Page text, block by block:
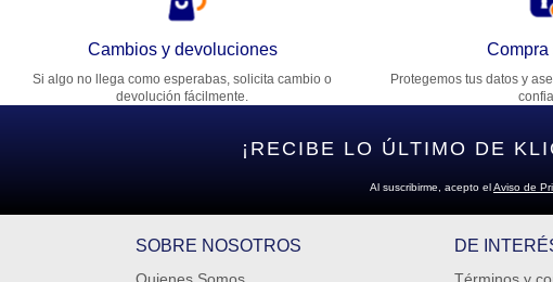
Dirección de
Escribe un
Cambios y devoluciones
Si algo no llega como esperabas, solicita cambio o
devolución fácilmente.
Compra
Protegemos tus datos y
¡RECIBE LO ÚLTIMO DE
Al suscribirme, acepto elAviso de
SOBRE NOSOTROS DE